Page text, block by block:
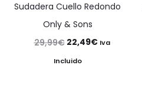
Sudadera Cuello Redondo
Only & Sons
29,99€ El
precio
22,49€ElIva
Incluido